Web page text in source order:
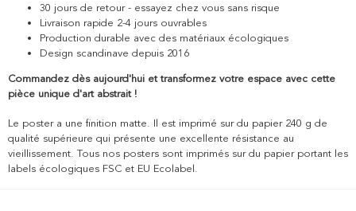
30 jours de retour - essayez chez vous sans risque
Livraison rapide 2-4 jours ouvrables
Production durable avec des matériaux écologiques
Design scandinave depuis 2016
Commandez dès aujourd'hui et transformez votre espace avec cette
pièce unique d'art abstrait !
Le poster a une finition matte. Il est imprimé sur du papier 240 g de
qualité supérieure qui présente une excellente résistance au
vieillissement. Tous nos posters sont imprimés sur du papier portant les
labels écologiques FSC et EU Ecolabel.